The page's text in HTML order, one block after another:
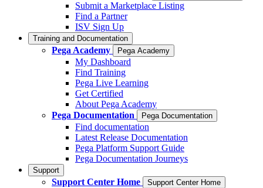
Submit a Marketplace Listing
Find a Partner
ISV Sign Up
Training and Documentation
Pega Academy Pega Academy
My Dashboard
Find Training
Pega Live Learning
Get Certified
About Pega Academy
Pega Documentation
Pega Documentation
Find documentation
Latest Release Documentation
Pega Platform Support Guide
Pega Documentation Journeys
Support
Support Center Home Support Center Home